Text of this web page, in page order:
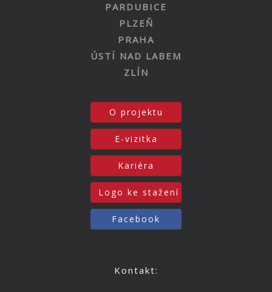
PARDUBICE
PLZEŇ
PRAHA
ÚSTÍ NAD LABEM
ZLÍN
O projektu
E-vizitka
Kariéra
Logo ke stažení
Facebook
Kontakt: